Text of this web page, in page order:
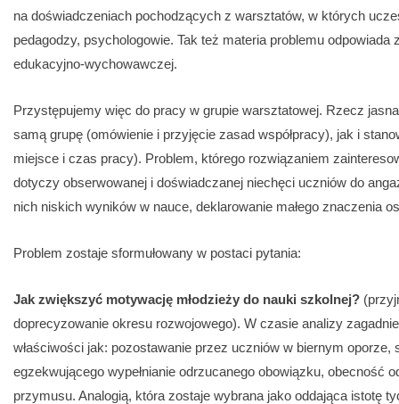
na doświadczeniach pochodzących z warsztatów, w których
pedagodzy, psychologowie. Tak też materia problemu
edukacyjno-wychowawczej.
Przystępujemy więc do pracy w grupie warsztatowej. Rzecz
samą grupę (omówienie i przyjęcie zasad współpracy), jak i
miejsce i czas pracy). Problem, którego rozwiązaniem
dotyczy obserwowanej i doświadczanej niechęci uczniów do
nich niskich wyników w nauce, deklarowanie małego znaczenia
Problem zostaje sformułowany w postaci pytania:
Jak zwiększyć motywację młodzieży do nauki szkolnej?
doprecyzowanie okresu rozwojowego). W czasie analizy
właściwości jak: pozostawanie przez uczniów w biernym
egzekwującego wypełnianie odrzucanego obowiązku, obecność
przymusu. Analogią, która zostaje wybrana jako oddająca istotę